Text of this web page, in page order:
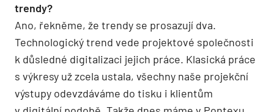
trendy?
Ano, řekněme, že trendy se prosazují dva.
Technologický trend vede projektové společnosti
k důsledné digitalizaci jejich práce. Klasická práce
s výkresy už zcela ustala, všechny naše projekční
výstupy odevzdáváme do tisku i klientům